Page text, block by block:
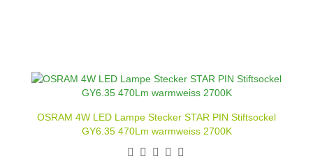
OSRAM 4W LED Lampe Stecker STAR PIN Stiftsockel
GY6.35 470Lm warmweiss 2700K